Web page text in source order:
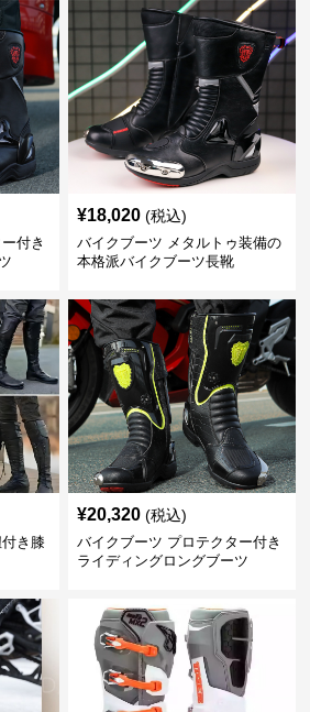
付き
¥18,020 (税込)
バイクブーツ メタルトゥ装備の
本格派バイクブーツ長靴
き膝
¥20,320 (税込)
バイクブーツ プロテクター付き
ライディングロングブーツ